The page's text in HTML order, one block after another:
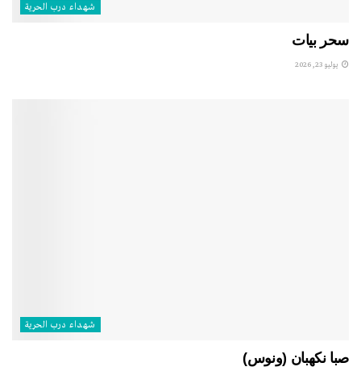
شهداء درب الحرية
سحر بيات
يوليو 23, 2026
شهداء درب الحرية
صبا نكهبان (ونوس)